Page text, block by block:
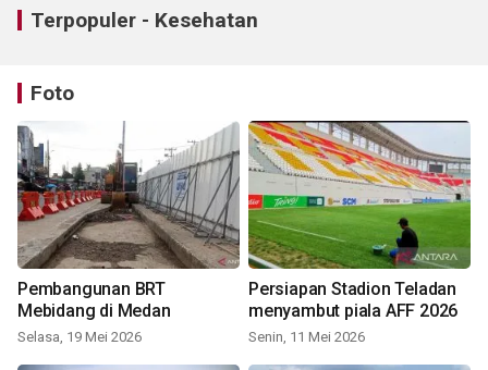
Terpopuler - Kesehatan
Foto
Pembangunan BRT
Mebidang di Medan
Selasa, 19 Mei 2026
Persiapan Stadion Teladan
menyambut piala AFF 2026
Senin, 11 Mei 2026